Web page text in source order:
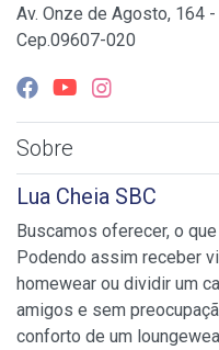
Av. Onze de Agosto, 164
Cep.09607-020
Sobre
Lua Cheia SBC
Buscamos oferecer, o
Podendo assim receber
homewear ou dividir um
amigos e sem
conforto de um